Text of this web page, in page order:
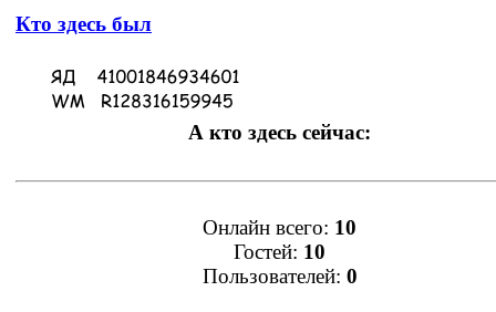
Кто здесь был
А кто здесь сейчас:
Онлайн всего: 10
Гостей: 10
Пользователей: 0